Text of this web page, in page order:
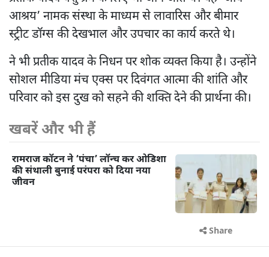
आश्रय’ नामक संस्था के माध्यम से लावारिस और बीमार
स्ट्रीट डॉग्स की देखभाल और उपचार का कार्य करते थे।
ने भी प्रतीक यादव के निधन पर शोक व्यक्त किया है। उन्होंने
सोशल मीडिया मंच एक्स पर दिवंगत आत्मा की शांति और
परिवार को इस दुख को सहने की शक्ति देने की प्रार्थना की।
खबरें और भी हैं
रामराज कॉटन ने ‘पंचा’ लॉन्च कर ओडिशा
की संथाली बुनाई परंपरा को दिया नया
जीवन
Share